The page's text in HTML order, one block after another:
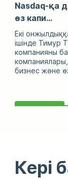
Nasdaq-қа
өз капи...
Екі
ішінде Тимур
компанияны
бизнес және
Кері